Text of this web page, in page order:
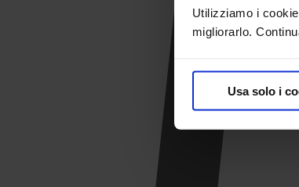
Utilizziamo i
migliorarlo.
Usa solo i